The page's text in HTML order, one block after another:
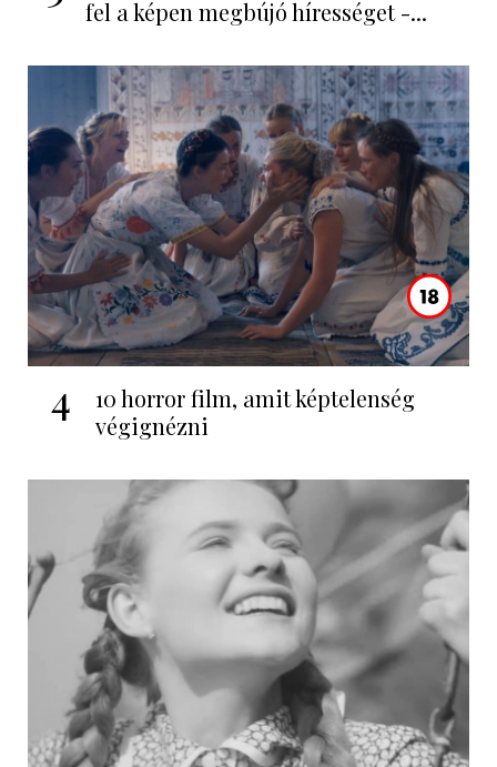
fel a képen megbújó hírességet -...
4
10 horror film, amit képtelenség
végignézni